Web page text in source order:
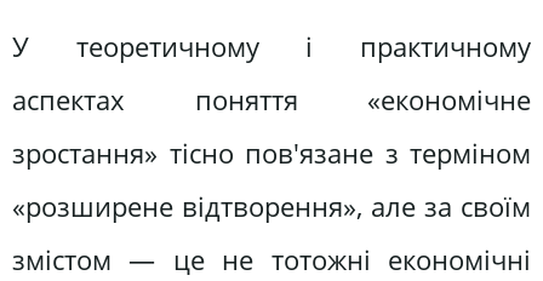
У теоретичному і практичному
аспектах поняття «економічне
зростання» тісно пов'язане з терміном
«розширене відтворення», але за своїм
змістом — це не тотожні економічні